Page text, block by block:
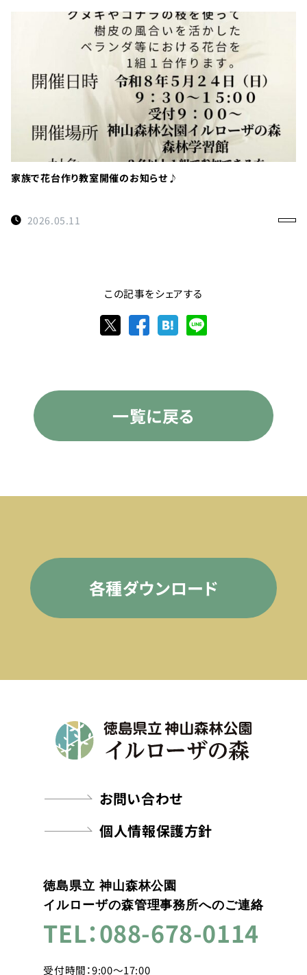
家族で花台作り教室開催のお知らせ♪
2026.05.11
この記事をシェアする
一覧に戻る
各種ダウンロード
お問い合わせ
個人情報保護方針
徳島県立 神山森林公園
イルローザの森管理事務所へのご連絡
TEL：088-678-0114
受付時間：9:00～17:00